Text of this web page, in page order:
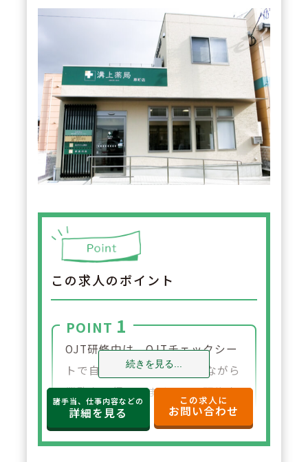
この求人のポイント
POINT 1
OJT研修中は、OJTチェックシー
トで自分の到達度を確認しながら
業務を習得できます。OJT研修中
は＋1名の配置なので病院からの
キャリアチェンジ、第二新卒や新
続きを見る...
諸手当、仕事内容などの
詳細を見る
この求人に
お問い合わせ